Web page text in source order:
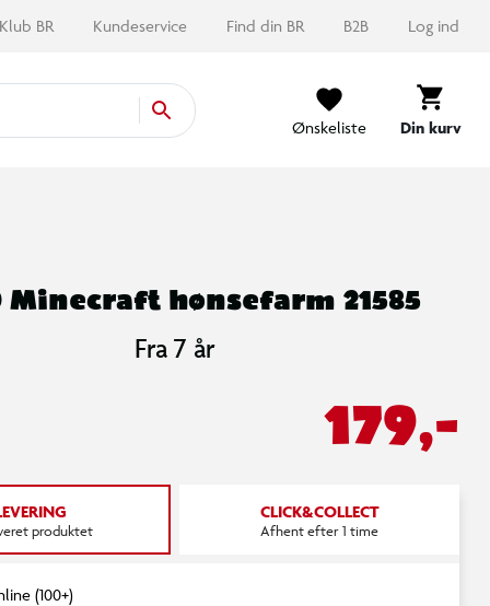
Klub BR Kundeservice Find din BR B2B Log ind
Ønskeliste Din kurv
Minecraft hønsefarm 21585
Fra 7 år
179,-
produktet
CLICK&COLLECT
Afhent efter 1 time
(100+)